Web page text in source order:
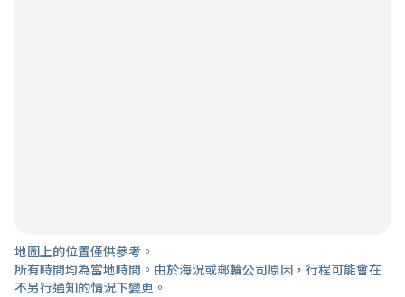
地圖上的位置僅供參考。
所有時間均為當地時間。由於海況或郵輪公司原因，行程可能會在
不另行通知的情況下變更。